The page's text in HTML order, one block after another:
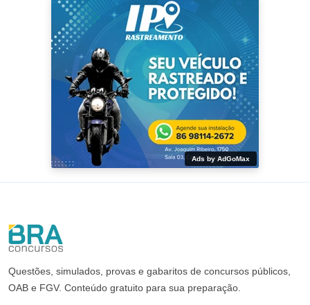
Ads by AdGoMax
Questões, simulados, provas e gabaritos de concursos públicos,
OAB e FGV. Conteúdo gratuito para sua preparação.